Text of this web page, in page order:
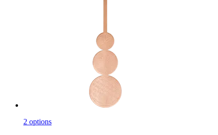
2 options